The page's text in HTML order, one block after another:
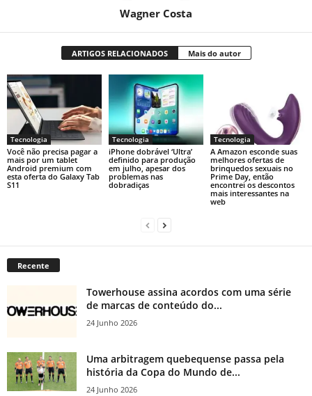
Wagner Costa
ARTIGOS RELACIONADOS Mais do autor
Tecnologia
Você não precisa pagar a
mais por um tablet
Android premium com
esta oferta do Galaxy Tab
S11
Tecnologia
iPhone dobrável ‘Ultra’
definido para produção
em julho, apesar dos
problemas nas
dobradiças
Tecnologia
A Amazon esconde suas
melhores ofertas de
brinquedos sexuais no
Prime Day, então
encontrei os descontos
mais interessantes na
web
Recente
Towerhouse assina acordos com uma série
de marcas de conteúdo do...
24 Junho 2026
Uma arbitragem quebequense passa pela
história da Copa do Mundo de...
24 Junho 2026